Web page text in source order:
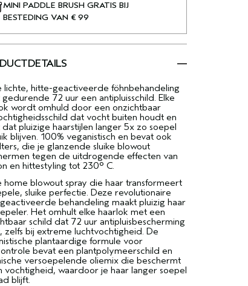
MINI PADDLE BRUSH GRATIS BIJ
BESTEDING VAN € 99
lichte, hitte-geactiveerde föhnbehandeling
72 uur een antipluisschild. Elke
wordt omhuld door een onzichtbaar
dat vocht buiten houdt en
pluizige haarstijlen langer 5x zo soepel
blijven. 100% veganistisch en bevat ook
die je glanzende sluike blowout
tegen de uitdrogende effecten van
en hittestyling tot 230° C.
home blowout spray die haar transformeert
sluike perfectie. Deze revolutionaire
behandeling maakt pluizig haar
Het omhult elke haarlok met een
schild dat 72 uur antipluisbescherming
zelfs bij extreme luchtvochtigheid. De
plantaardige formule voor
bevat een plantpolymeerschild en
versoepelende oliemix die beschermt
vochtigheid, waardoor je haar langer soepel
blijft.